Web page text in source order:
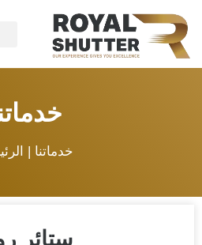
خدماتنا |
ستائر